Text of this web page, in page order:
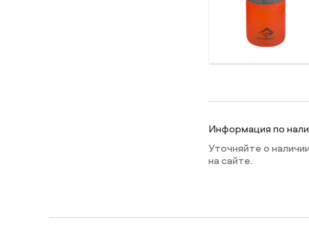
Информация по
Уточняйте о
на сайте.